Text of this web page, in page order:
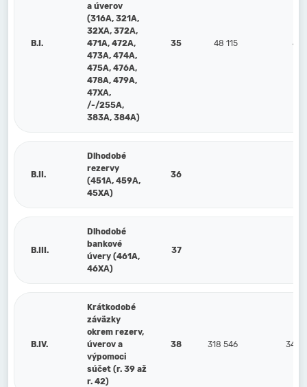
B.I.
a úverov
(316A, 321A,
32XA, 372A,
471A, 472A,
473A, 474A,
475A, 476A,
478A, 479A,
47XA,
/-/255A,
383A, 384A)
35 48 115 48
B.II.
Dlhodobé
rezervy
(451A, 459A,
45XA)
36
B.III.
Dlhodobé
bankové
úvery (461A,
46XA)
37
B.IV.
Krátkodobé
záväzky
okrem rezerv,
úverov a
výpomoci
súčet (r. 39 až
r. 42)
38 318 546 345